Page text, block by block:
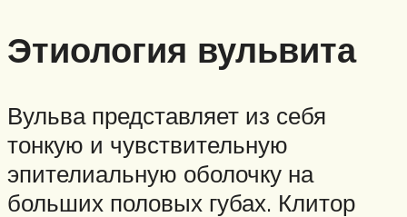
Этиология вульвита
Вульва представляет из себя
тонкую и чувствительную
эпителиальную оболочку на
больших половых губах. Клитор